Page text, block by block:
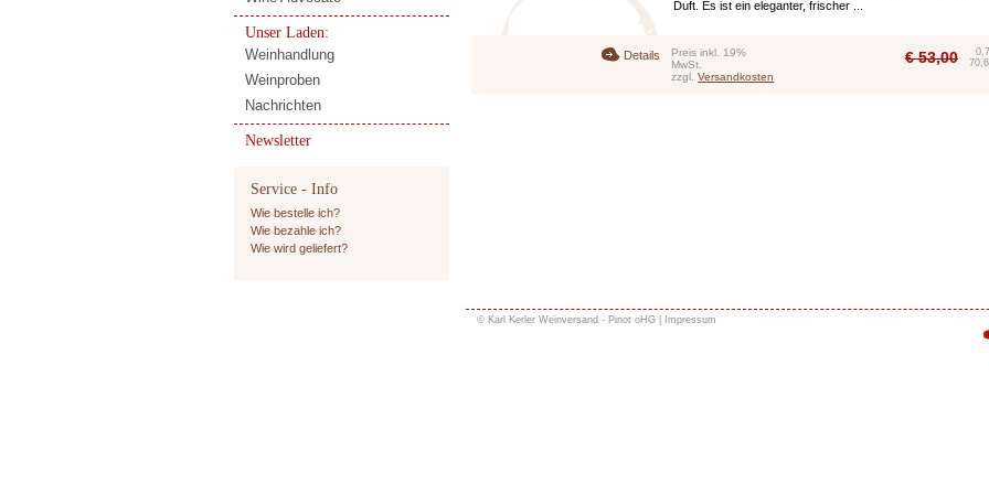
Duft. Es ist ein eleganter, frischer ...
Details
Preis inkl. 19%
MwSt.
zzgl.Versandkosten
€53,00
Unser Laden:
Weinhandlung
Weinproben
Nachrichten
Newsletter
Service - Info
Wie bestelle ich?
Wie bezahle ich?
Wie wird geliefert?
© Karl Kerler Weinversand - Pinot oHG | Impressum